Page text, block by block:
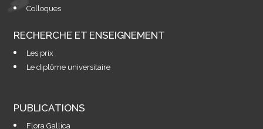
Colloques
RECHERCHE ET ENSEIGNEMENT
Les prix
Le diplôme universitaire
PUBLICATIONS
Flora Gallica